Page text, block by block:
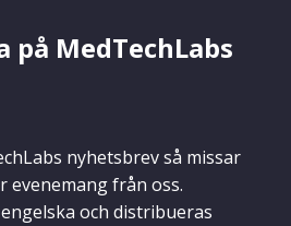
på MedTechLabs
nyhetsbrev så missar
evenemang från oss.
och distribueras